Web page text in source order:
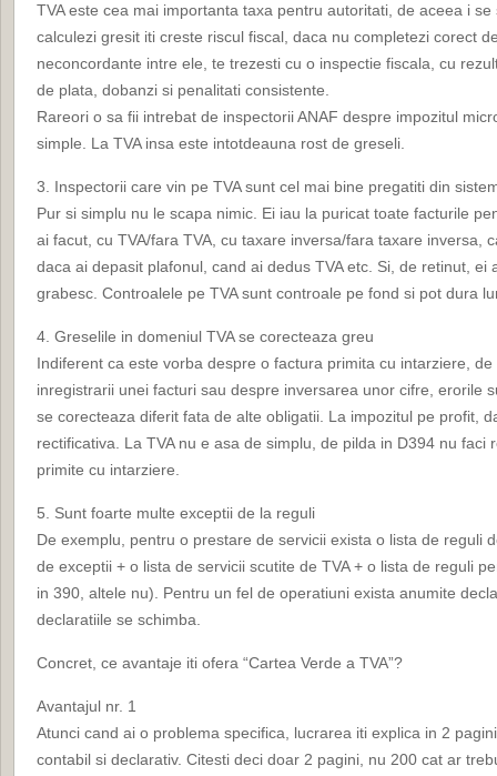
TVA este cea mai importanta taxa pentru autoritati, de aceea i
calculezi gresit iti creste riscul fiscal, daca nu completezi corect
neconcordante intre ele, te trezesti cu o inspectie fiscala, cu
de plata, dobanzi si penalitati consistente.
Rareori o sa fii intrebat de inspectorii ANAF despre impozitul
simple. La TVA insa este intotdeauna rost de greseli.
3. Inspectorii care vin pe TVA sunt cel mai bine pregatiti din
Pur si simplu nu le scapa nimic. Ei iau la puricat toate facturile
ai facut, cu TVA/fara TVA, cu taxare inversa/fara taxare inversa,
daca ai depasit plafonul, cand ai dedus TVA etc. Si, de retinut, ei
grabesc. Controalele pe TVA sunt controale pe fond si pot dura
4. Greselile in domeniul TVA se corecteaza greu
Indiferent ca este vorba despre o factura primita cu intarziere,
inregistrarii unei facturi sau despre inversarea unor cifre, erorile
se corecteaza diferit fata de alte obligatii. La impozitul pe profit,
rectificativa. La TVA nu e asa de simplu, de pilda in D394 nu faci
primite cu intarziere.
5. Sunt foarte multe exceptii de la reguli
De exemplu, pentru o prestare de servicii exista o lista de reguli
de exceptii + o lista de servicii scutite de TVA + o lista de reguli
in 390, altele nu). Pentru un fel de operatiuni exista anumite
declaratiile se schimba.
Concret, ce avantaje iti ofera “Cartea Verde a TVA”?
Avantajul nr. 1
Atunci cand ai o problema specifica, lucrarea iti explica in 2
contabil si declarativ. Citesti deci doar 2 pagini, nu 200 cat ar